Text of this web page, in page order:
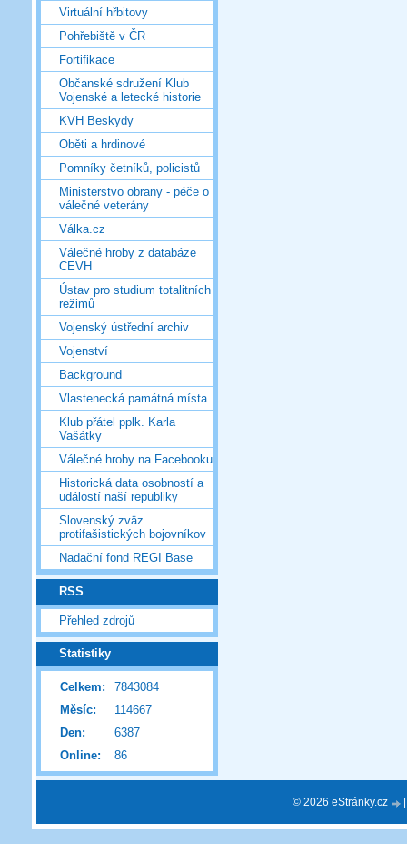
Virtuální hřbitovy
Pohřebiště v ČR
Fortifikace
Občanské sdružení Klub
Vojenské a letecké historie
KVH Beskydy
Oběti a hrdinové
Pomníky četníků, policistů
Ministerstvo obrany - péče o
válečné veterány
Válka.cz
Válečné hroby z databáze
CEVH
Ústav pro studium totalitních
režimů
Vojenský ústřední archiv
Vojenství
Background
Vlastenecká památná místa
Klub přátel pplk. Karla
Vašátky
Válečné hroby na Facebooku
Historická data osobností a
událostí naší republiky
Slovenský zväz
protifašistických bojovníkov
Nadační fond REGI Base
RSS
Přehled zdrojů
Statistiky
Online: 86
Celkem:
7843084
Měsíc:
114667
Den:
6387
© 2026 eStránky.cz